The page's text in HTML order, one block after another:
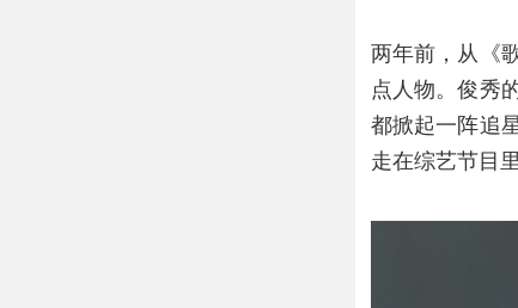
两年前，从《
点人物。俊秀
都掀起一阵追
走在综艺节目